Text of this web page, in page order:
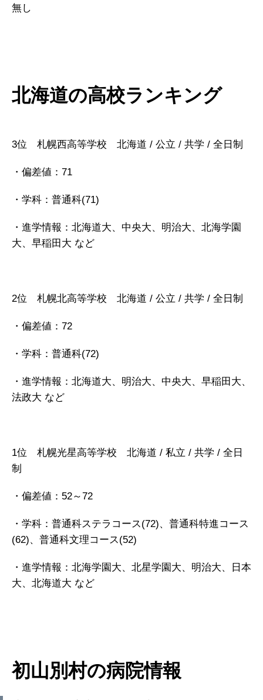
無し
北海道の高校ランキング
3位 札幌西高等学校 北海道 / 公立 / 共学 / 全日制
・偏差値：71
・学科：普通科(71)
・進学情報：北海道大、中央大、明治大、北海学園
大、早稲田大 など
2位 札幌北高等学校 北海道 / 公立 / 共学 / 全日制
・偏差値：72
・学科：普通科(72)
・進学情報：北海道大、明治大、中央大、早稲田大、
法政大 など
1位 札幌光星高等学校 北海道 / 私立 / 共学 / 全日
制
・偏差値：52～72
・学科：普通科ステラコース(72)、普通科特進コース
(62)、普通科文理コース(52)
・進学情報：北海学園大、北星学園大、明治大、日本
大、北海道大 など
初山別村の病院情報